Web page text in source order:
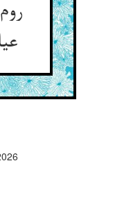
عیادت چون شوم‌‌